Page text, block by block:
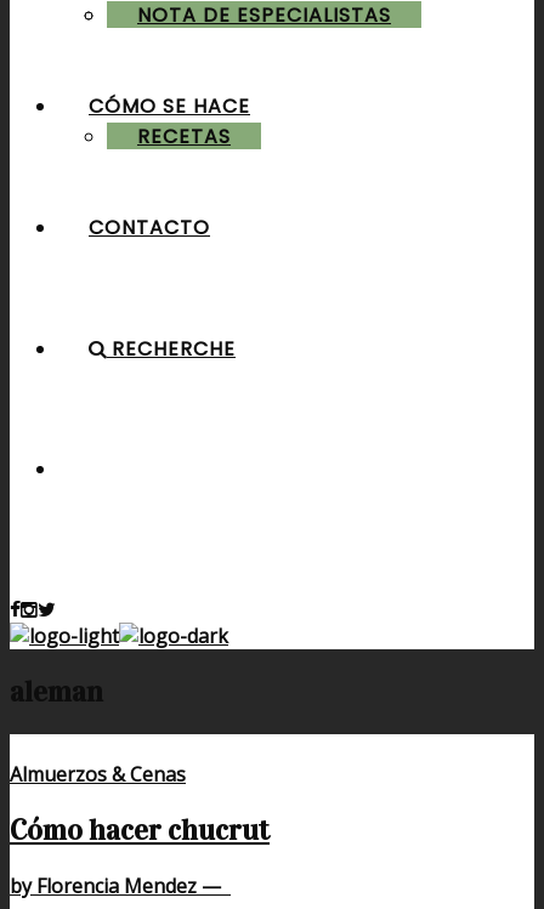
POSTRES & TORTAS
NOTA DE ESPECIALISTAS
RECETAS
CÓMO SE HACE
CONTACTO
RECHERCHE
aleman
Almuerzos & Cenas
Cómo hacer chucrut
by Florencia Mendez —